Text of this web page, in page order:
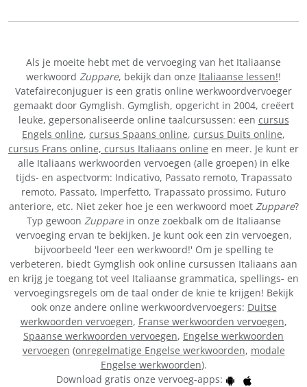
Als je moeite hebt met de vervoeging van het Italiaanse
werkwoord Zuppare, bekijk dan onze Italiaanse lessen!!
Vatefaireconjuguer is een gratis online werkwoordvervoeger
gemaakt door Gymglish. Gymglish, opgericht in 2004, creëert
leuke, gepersonaliseerde online taalcursussen: een cursus
Engels online, cursus Spaans online, cursus Duits online,
cursus Frans online, cursus Italiaans online en meer. Je kunt er
alle Italiaans werkwoorden vervoegen (alle groepen) in elke
tijds- en aspectvorm: Indicativo, Passato remoto, Trapassato
remoto, Passato, Imperfetto, Trapassato prossimo, Futuro
anteriore, etc. Niet zeker hoe je een werkwoord moet Zuppare?
Typ gewoon Zupparein onze zoekbalk om de Italiaanse
vervoeging ervan te bekijken. Je kunt ook een zin vervoegen,
bijvoorbeeld 'leer een werkwoord!' Om je spelling te
verbeteren, biedt Gymglish ook online cursussen Italiaans aan
en krijg je toegang tot veel Italiaanse grammatica, spellings- en
vervoegingsregels om de taal onder de knie te krijgen! Bekijk
ook onze andere online werkwoordvervoegers: Duitse
werkwoorden vervoegen, Franse werkwoorden vervoegen,
Spaanse werkwoorden vervoegen, Engelse werkwoorden
vervoegen (onregelmatige Engelse werkwoorden, modale
Engelse werkwoorden).
Download gratis onze vervoeg-apps: